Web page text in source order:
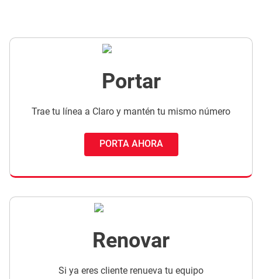
Portar
Trae tu línea a Claro y mantén tu mismo número
PORTA AHORA
Renovar
Si ya eres cliente renueva tu equipo